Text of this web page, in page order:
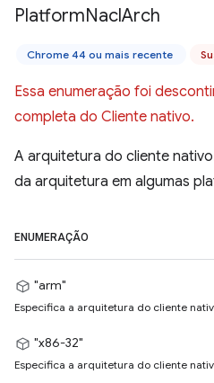
PlatformNaclArch
Chrome 44 ou mais recente
Essa enumeração foi
completa do Cliente nativo.
A arquitetura do cliente
da arquitetura em algumas
ENUMERAÇÃO
"arm"
Especifica a arquitetura do cliente
"x86-32"
Especifica a arquitetura do cliente